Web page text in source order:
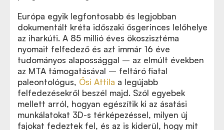
Európa egyik legfontosabb és legjobban
dokumentált kréta időszaki ősgerinces lelőhelye
az iharkúti. A 85 millió éves ökoszisztéma
nyomait felfedező és azt immár 16 éve
tudományos alapossággal – az elmúlt években
az MTA támogatásával – feltáró fiatal
paleontológus, Ősi Attila a legújabb
felfedezésekről beszél majd. Szól egyebek
mellett arról, hogyan egészítik ki az ásatási
munkálatokat 3D-s térképezéssel, milyen új
fajokat fedeztek fel, és az is kiderül, hogy mit